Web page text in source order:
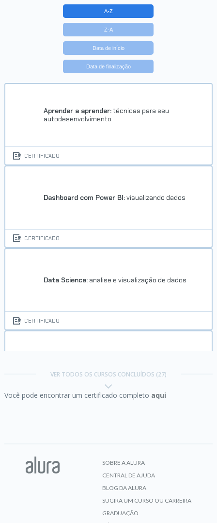
A-Z
Z-A
Data de início
Data de finalização
Aprender a aprender:técnicas para seu
autodesenvolvimento
CERTIFICADO
Dashboard com Power BI:visualizando dados
CERTIFICADO
Data Science: analise e visualização de dados
CERTIFICADO
VER TODOS OS CURSOS CONCLUÍDOS (27)
Você pode encontrar um certificado completo aqui
SOBRE A ALURA
CENTRAL DE AJUDA
BLOG DA ALURA
SUGIRA UM CURSO OU CARREIRA
GRADUAÇÃO